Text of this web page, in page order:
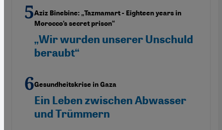
Aziz Binebine: „Tazmamart - Eighteen years in
Morocco’s secret prison“
„Wir wurden unserer Unschuld
beraubt“
Gesundheitskrise in Gaza
Ein Leben zwischen Abwasser
und Trümmern